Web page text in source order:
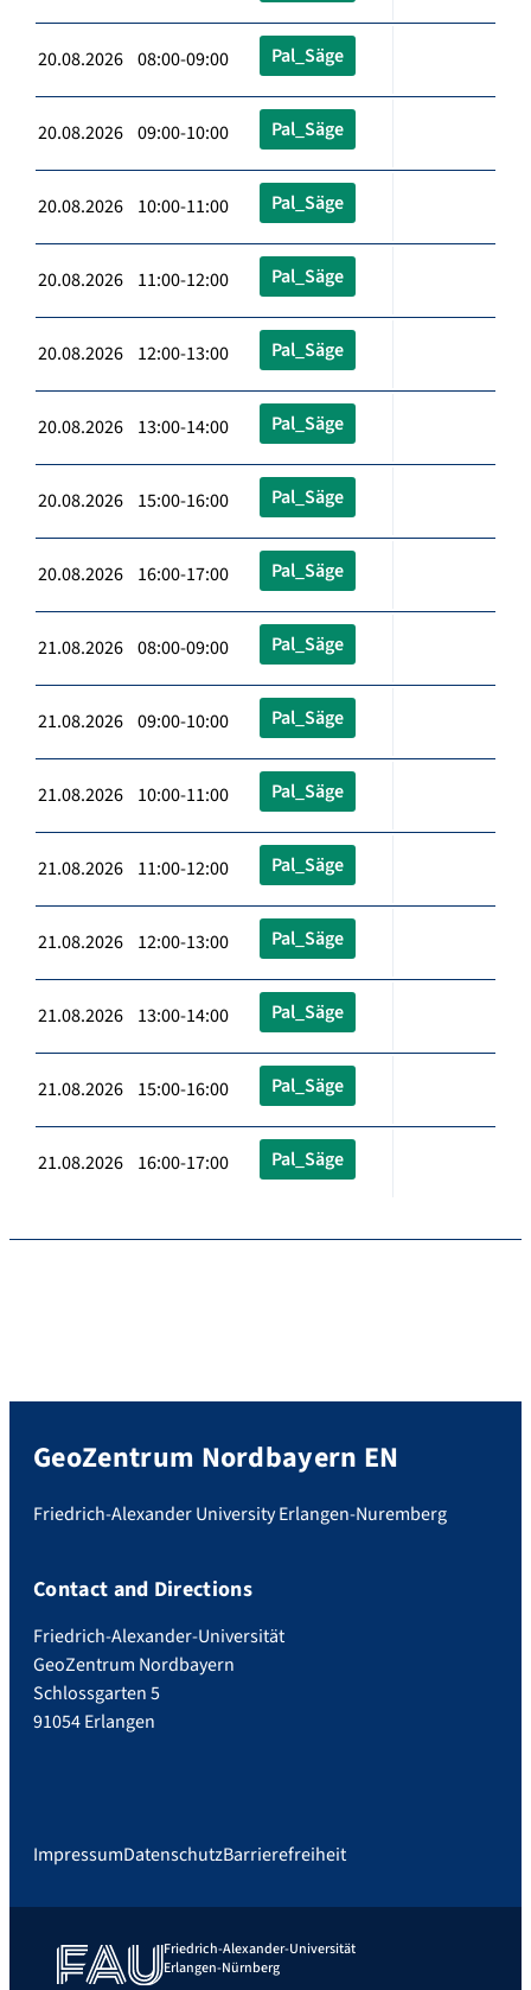
20.08.2026 08:00-09:00 Pal_Säge
20.08.2026 09:00-10:00 Pal_Säge
20.08.2026 10:00-11:00 Pal_Säge
20.08.2026 11:00-12:00 Pal_Säge
20.08.2026 12:00-13:00 Pal_Säge
20.08.2026 13:00-14:00 Pal_Säge
20.08.2026 15:00-16:00 Pal_Säge
20.08.2026 16:00-17:00 Pal_Säge
21.08.2026 08:00-09:00 Pal_Säge
21.08.2026 09:00-10:00 Pal_Säge
21.08.2026 10:00-11:00 Pal_Säge
21.08.2026 11:00-12:00 Pal_Säge
21.08.2026 12:00-13:00 Pal_Säge
21.08.2026 13:00-14:00 Pal_Säge
21.08.2026 15:00-16:00 Pal_Säge
21.08.2026 16:00-17:00 Pal_Säge
GeoZentrum Nordbayern EN
Friedrich-Alexander University Erlangen-Nuremberg
Contact and Directions
Friedrich-Alexander-Universität
GeoZentrum Nordbayern
Schlossgarten 5
91054 Erlangen
ImpressumDatenschutzBarrierefreiheit
Friedrich-Alexander-Universität
Erlangen-Nürnberg